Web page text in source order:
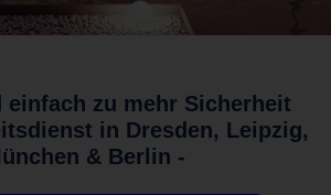
einfach zu mehr Sicherheit
in Dresden, Leipzig,
& Berlin -